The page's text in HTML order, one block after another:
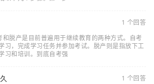
1 个回答
脱产是目前普遍用于继续教育的两种方式。自考
习，完成学习任务并参加考试。脱产则是指放下工
习和培训。到底自考强
1 个回答